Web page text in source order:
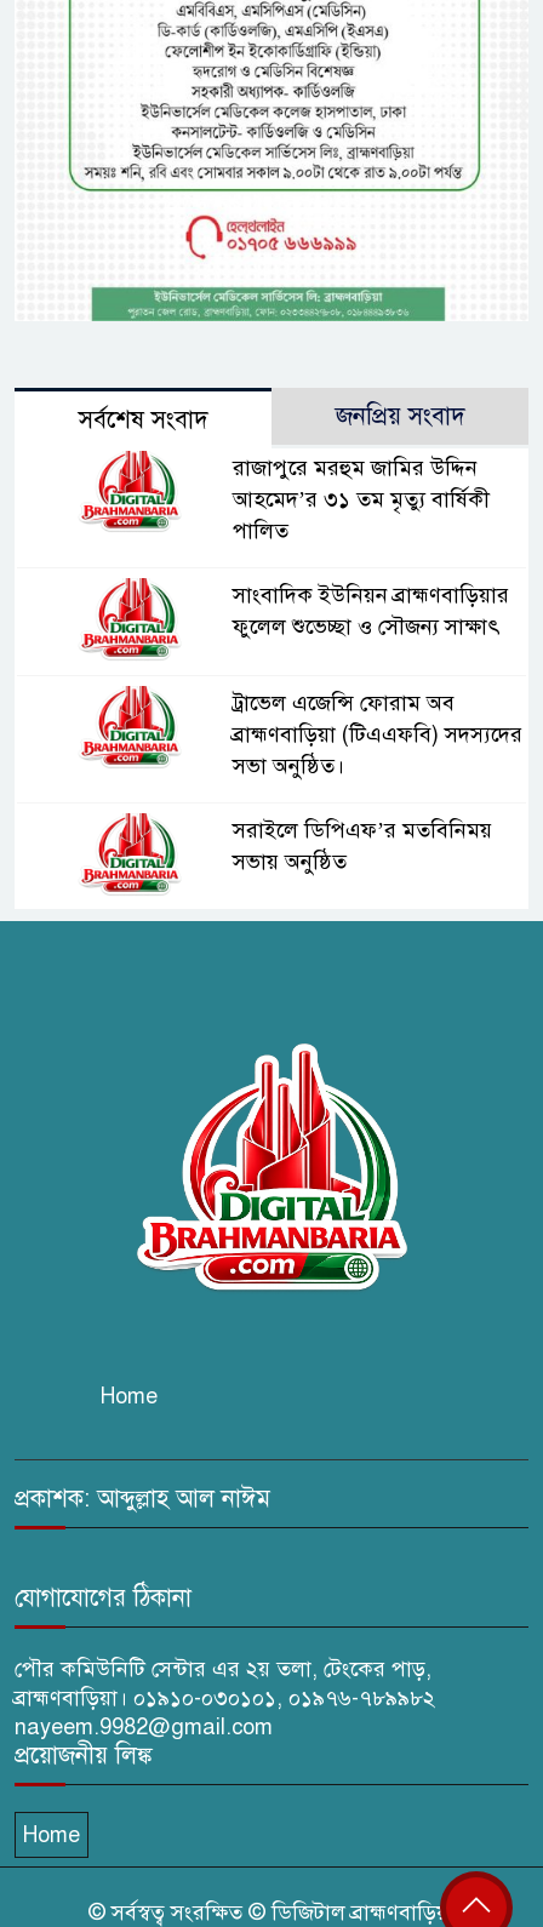
সর্বশেষ সংবাদ জনপ্রিয় সংবাদ
রাজাপুরে মরহুম জামির উদ্দিন
আহমেদ’র ৩১ তম মৃত্যু বার্ষিকী
পালিত
সাংবাদিক ইউনিয়ন ব্রাহ্মণবাড়িয়ার
ফুলেল শুভেচ্ছা ও সৌজন্য সাক্ষাৎ
ট্রাভেল এজেন্সি ফোরাম অব
ব্রাহ্মণবাড়িয়া (টিএএফবি) সদস্যদের
সভা অনুষ্ঠিত।
সরাইলে ডিপিএফ’র মতবিনিময়
সভায় অনুষ্ঠিত
ব্রাহ্মণবাড়িয়ায় তরী বাংলাদেশের
উদ্যোগে বৃক্ষরোপণ ও গাছের চারা
বিতরণ।
কবি জয়দুল হোসেনের
‘পাখপাখালির মিলনমেলা’ গ্রন্থের
প্রকাশনা উৎসব
ঢেউ’র আহবায়ক সোহেল সদস্য
Home
প্রকাশক: আব্দুল্লাহ আল নাঈম
যোগাযোগের ঠিকানা
পৌর কমিউনিটি সেন্টার এর ২য় তলা, টেংকের পাড়,
ব্রাহ্মণবাড়িয়া। ০১৯১০-০৩০১০১, ০১৯৭৬-৭৮৯৯৮২
nayeem.9982@gmail.com
প্রয়োজনীয় লিঙ্ক
Home
© সর্বস্বত্ব সংরক্ষিত © ডিজিটাল ব্রাহ্মণবাড়িয়া